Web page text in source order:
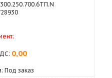
0,00
Под заказ